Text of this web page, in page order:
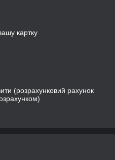
картку
(розрахунковий рахунок